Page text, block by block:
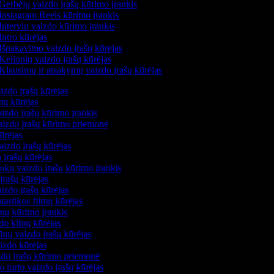
vaizdo įrašų kūrimo įrankis
Reels kūrimo įrankis
vaizdo kūrimo įrankis
kūrėjas
vaizdo įrašų kūrėjas
vaizdo įrašų kūrėjas
ir atsakymų vaizdo įrašų kūrėjas
įrašų kūrėjas
kūrėjas
įrašų kūrimo įrankis
įrašų kūrimo priemonė
įrašų kūrėjas
įrašų kūrėjas
vaizdo įrašų kūrimo įrankis
kūrėjas
įrašų kūrėjas
filmų kūrėjas
kūrimo įrankis
klipų kūrėjas
vaizdo įrašų kūrėjas
kūrėjas
įrašų kūrimo priemonė
turto vaizdo įrašų kūrėjas